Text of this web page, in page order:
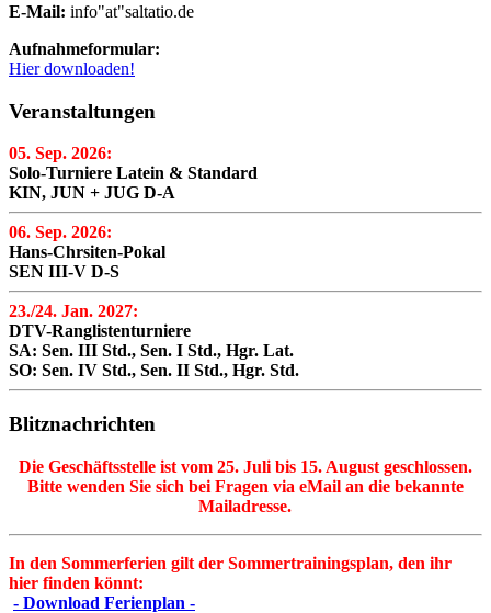
E-Mail: info"at"saltatio.de
Aufnahmeformular:
Hier downloaden!
Veranstaltungen
05. Sep. 2026:
Solo-Turniere Latein & Standard
KIN, JUN + JUG D-A
06. Sep. 2026:
Hans-Chrsiten-Pokal
SEN III-V D-S
23./24. Jan. 2027:
DTV-Ranglistenturniere
SA: Sen. III Std., Sen. I Std., Hgr. Lat.
SO: Sen. IV Std., Sen. II Std., Hgr. Std.
Blitznachrichten
Die Geschäftsstelle ist vom 25. Juli bis 15. August geschlossen.
Bitte wenden Sie sich bei Fragen via eMail an die bekannte
Mailadresse.
In den Sommerferien gilt der Sommertrainingsplan, den ihr
hier finden könnt:
- Download Ferienplan -